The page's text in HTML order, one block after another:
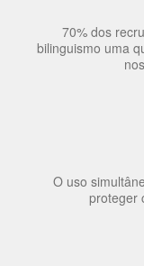
bilinguismo uma